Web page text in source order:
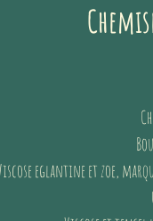
eglantine et zoe,